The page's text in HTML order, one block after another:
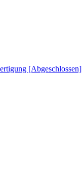
[Abgeschlossen]